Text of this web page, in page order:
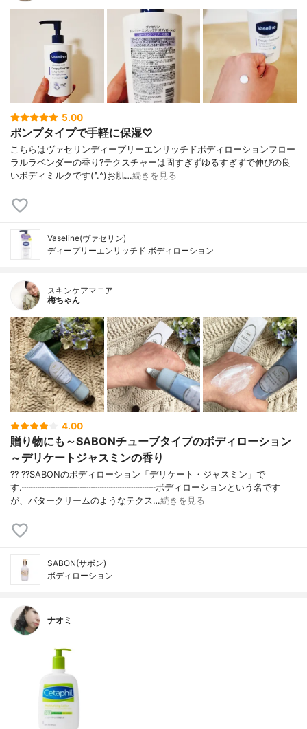
5.00
ポンプタイプで手軽に保湿♡
こちらはヴァセリンディープリーエンリッチドボディローションフロー
ラルラベンダーの香り?テクスチャーは固すぎずゆるすぎずで伸びの良
いボディミルクです(^.^)お肌…続きを見る
Vaseline(ヴァセリン)
ディープリーエンリッチド ボディローション
スキンケアマニア
梅ちゃん
4.00
贈り物にも～SABONチューブタイプのボディローション
～デリケートジャスミンの香り
?? ??SABONのボディローション「デリケート・ジャスミン」で
す.┈┈┈┈┈┈┈┈┈┈┈┈┈┈┈ボディローションという名です
が、バタークリームのようなテクス…続きを見る
SABON(サボン)
ボディローション
ナオミ